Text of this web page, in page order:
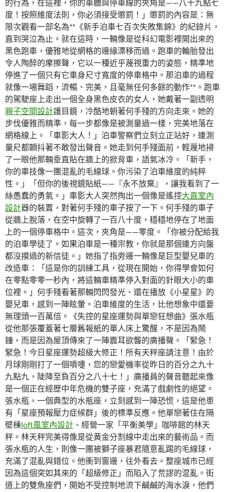
的行為，在這裡，你的車體與停車線的夾角是——八十九點七
度！按照維度法則，你必須接受懲罰！」懲罰的內容是：無
限次觀看一部名為**《新手泊車七百次失敗集錦》的紀錄片，
直到哭泣為止。就在這時，一輛像是從科幻電影裡開出來的
黑色跑車，優雅地從網格的邊緣漂移而過。跑車的輪胎發出
令人陶醉的摩擦聲，它以一種近乎蔑視重力的姿態，精準地
停進了一個只有它車身尺寸寬度的停車格中。那泊車的過程
就像一場舞蹈，流暢、完美，且毫無任何多餘的動作**。跑車
的駕駛座上走出一個全身黑色皮衣的女人，她戴著一副透明
親子空間設計護目鏡，冷酷地朝著何手殘的方向走來。她的
步伐優雅而精準，每一步都像是被測量過一樣，完美地落在
網格線上。「車影大人！」泊車警察們立刻立正站好，連測
量尺都顫抖著不敢發出聲音。她走到何手殘面前，輕蔑地掃
了一眼他那輛垂直貼在牆上的掀背車，語氣冰冷。「新手，
你的車技像一團混亂的毛線球。你污染了泊車維度的純粹
性。」「但你的後視鏡貼紙——『永不放棄』，讓我看到了一
絲愚蠢的勇氣。」車影大人突然掏出一個像是遙控大直室內
設計器的裝置，對著何手殘的車子按了一下。何手殘的車子
從牆上脫落，在空中旋轉了一百八十度，穩穩地停在了地面
上的一個停車格中。這次，夾角是——零度。「你被分配給我
的泊車學徒了。如果泊車是一種宗教，你就是那個連方向盤
都沒摸過的新信徒。」她指了指旁邊一輛像是巨型嬰兒車的
改造車：「這是你的訓練工具，從現在開始，你得學會如何
在零點零零一秒內，將這輛車精準停入對面的針眼大小的車
位裡。」何手殘看著那輛閃閃發光、還在播放《小星星》的
嬰兒車，感到一陣眩暈。泊車維度的生活，比他想象中還要
無理頭一百萬倍。《失控的星座運勢與單戀狂想曲》張水瓶
從他那張覆蓋著七層舊報紙的單人床上驚醒，不是因為鬧
鐘，而是因為屋頂傳來了一陣震耳欲聾的廣播聲。「緊急！
緊急！今日星座運勢超級大修正！所有天秤座請注意！由於
月球剛剛打了一個噴嚏，您的戀愛機率從昨日的百分之九十
九點九，陡降至負百分之八十七！」廣播員的聲音聽起來像
是一個正在經歷中年危機的雙子座，充滿了戲劇性的絕望。
張水瓶，一個典型的水瓶座，立刻感到一陣恐慌，這是他患
有「星座預報壓力症候群」後的標準反應。他單戀著住在隔
壁棟loft風室內設計 、經營一家「平衡美學」咖啡館的林天
秤。林天秤完美得像是從黃金分割線中走出來的藝術品。而
張水瓶的人生，則像一團被獅子座暴君隨意亂踢的毛線球，
充滿了混亂與錯位。他衝到窗邊，往外看去。整座城市已經
因為這個突如其來的「超級修正」而陷入了荒謬的混亂。街
道上的雙魚座們，開始不受控制地流下鹹鹹的海水淚，他們